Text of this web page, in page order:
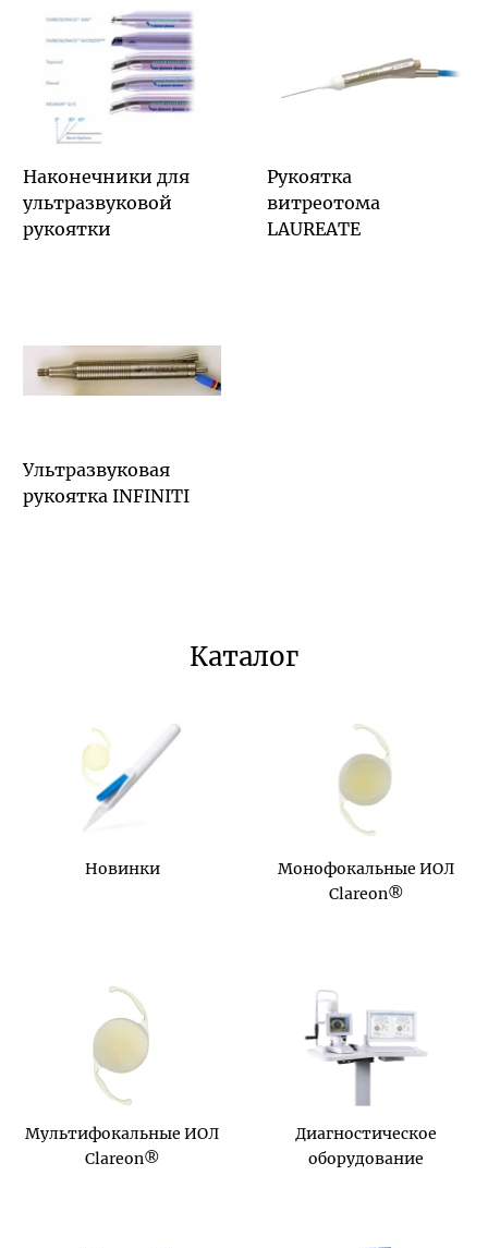
Наконечники для
ультразвуковой
рукоятки
Рукоятка
витреотома
LAUREATE
Ультразвуковая
рукоятка INFINITI
Каталог
Новинки
Монофокальные ИОЛ
Clareon®
Мультифокальные ИОЛ
Clareon®
Диагностическое
оборудование